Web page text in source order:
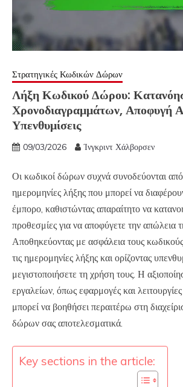
Στρατηγικές Κωδικών Δώρων
Λήξη Κωδικού Δώρου:
Χρονοδιαγραμμάτων, Αποφυγή
Υπενθυμίσεις
09/03/2026 Ίνγκριντ Χάλβορσεν
Οι κωδικοί δώρων συχνά συνοδεύονται
ημερομηνίες λήξης που μπορεί να
έμπορο, καθιστώντας απαραίτητο να
προθεσμίες για να αποφύγετε την απώλεια
Αποθηκεύοντας με ασφάλεια τους
τις ημερομηνίες λήξης και ορίζοντας
μεγιστοποιήσετε τη χρήση τους. Η
εργαλείων, όπως εφαρμογές και
μπορεί να βοηθήσει περαιτέρω στη
δώρων σας αποτελεσματικά.
Key sections in the article: